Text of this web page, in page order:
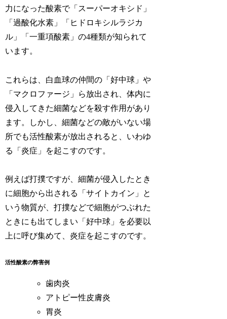
力になった酸素で「スーパーオキシド」
「過酸化水素」「ヒドロキシルラジカ
ル」「一重項酸素」の4種類が知られて
います。
これらは、白血球の仲間の「好中球」や
「マクロファージ」ら放出され、体内に
侵入してきた細菌などを殺す作用があり
ます。しかし、細菌などの敵がいない場
所でも活性酸素が放出されると、いわゆ
る「炎症」を起こすのです。
例えば打撲ですが、細菌が侵入したとき
に細胞から出される「サイトカイン」と
いう物質が、打撲などで細胞がつぶれた
ときにも出てしまい「好中球」を必要以
上に呼び集めて、炎症を起こすのです。
活性酸素の弊害例
歯肉炎
アトピー性皮膚炎
胃炎